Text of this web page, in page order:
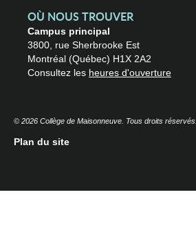
OÙ NOUS TROUVER
Campus principal
3800, rue Sherbrooke Est
Montréal (Québec) H1X 2A2
Consultez les heures d'ouverture
© 2026 Collège de Maisonneuve. Tous droits réservés.
Plan du site